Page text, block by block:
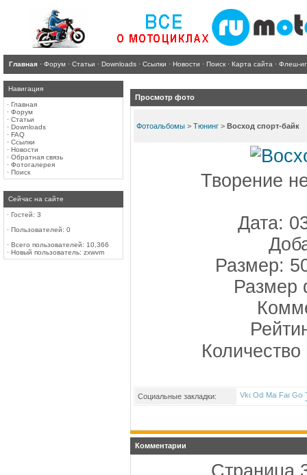
Главная · Форум · Статьи · Downloads · Ссылки · Новости · Поиск · Карта сайта · Флеш-
Навигация
· Главная
· Форум
· Статьи
· Downloads
· FAQ
· Ссылки
· Новости
· Обратная связь
· Фотогалерея
· Поиск
Сейчас на сайте
· Гостей: 3
· Пользователей: 0
· Всего пользователей: 10,366
· Новый пользователь: zxwvm
Просмотр фото
Фотоальбомы > Тюнинг > Восход спорт-байк
Творение
Дата:
Размер:
Размер
Социальные закладки:
Комментарии
Страница